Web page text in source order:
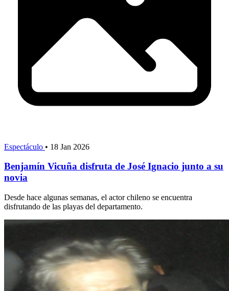
Espectáculo • 18 Jan 2026
Benjamín Vicuña disfruta de José Ignacio junto a su
novia
Desde hace algunas semanas, el actor chileno se encuentra
disfrutando de las playas del departamento.